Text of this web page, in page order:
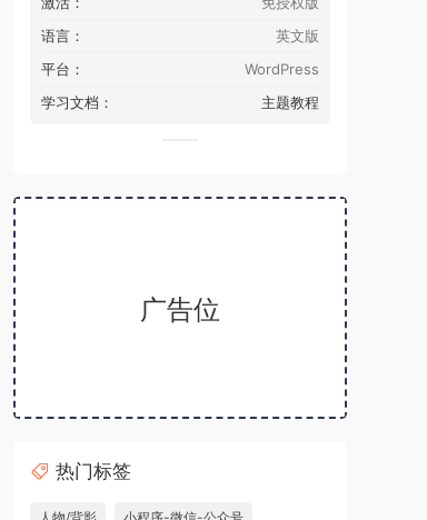
语言：
英文版
平台：
WordPress
学习文档：
主题教程
广告位
热门标签